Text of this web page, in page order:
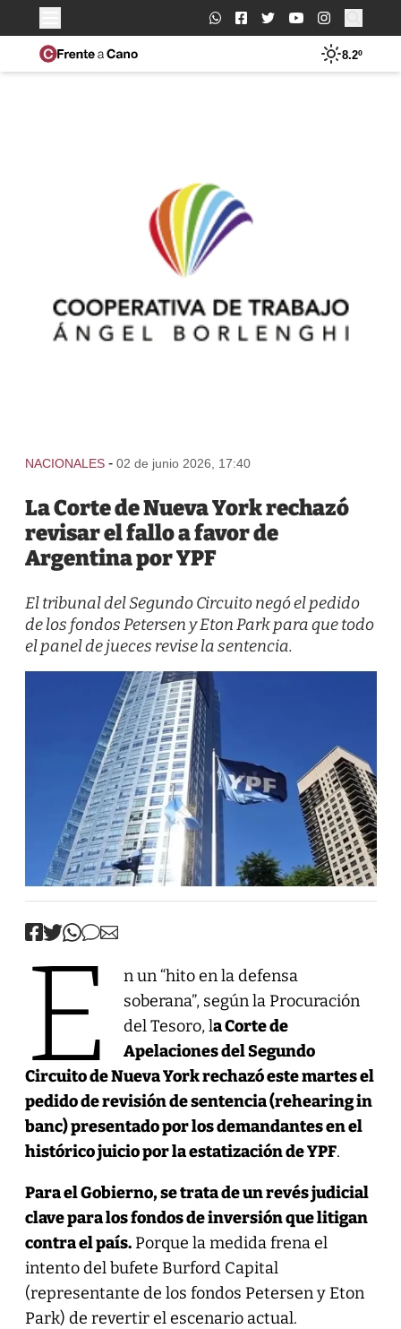
Buscar:
8.2º
NACIONALES - 02 de junio 2026, 17:40
La Corte de Nueva York rechazó
revisar el fallo a favor de
Argentina por YPF
El tribunal del Segundo Circuito negó el pedido
de los fondos Petersen y Eton Park para que todo
el panel de jueces revise la sentencia.
E
n un “hito en la defensa
soberana”, según la Procuración
del Tesoro, la Corte de
Apelaciones del Segundo
Circuito de Nueva York rechazó este martes el
pedido de revisión de sentencia (rehearing in
banc) presentado por los demandantes en el
histórico juicio por la estatización de YPF.
Para el Gobierno, se trata de un revés judicial
clave para los fondos de inversión que litigan
contra el país.Porque la medida frena el
intento del bufete Burford Capital
(representante de los fondos Petersen y Eton
Park) de revertir el escenario actual.